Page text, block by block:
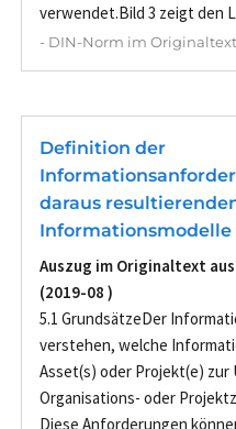
verwendet.Bild 3 zeigt den
- DIN-Norm im
Definition der
daraus
Informationsmodelle
Auszug im Originaltext aus
(2019-08 )
5.1 GrundsätzeDer
verstehen, welche
Asset(s) oder Projekt(e)
Organisations- oder
Diese Anforderungen